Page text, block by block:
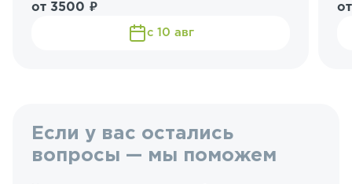
от 3500 ₽
с 10 авг
Если у вас остались
вопросы — мы поможем